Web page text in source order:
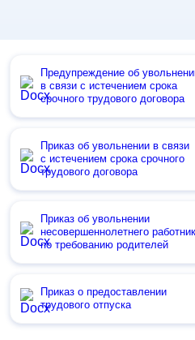
Предупреждение об
в связи с истечением срока
срочного трудового договора
Приказ об увольнении в связи
с истечением срока срочного
трудового договора
Приказ об увольнении
несовершеннолетнего
по требованию родителей
Приказ о предоставлении
трудового отпуска